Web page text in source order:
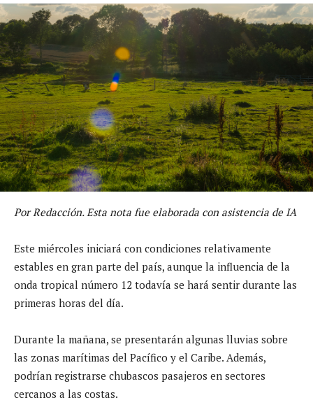
Por Redacción. Esta nota fue elaborada con asistencia de IA
Este miércoles iniciará con condiciones relativamente
estables en gran parte del país, aunque la influencia de la
onda tropical número 12 todavía se hará sentir durante las
primeras horas del día.
Durante la mañana, se presentarán algunas lluvias sobre
las zonas marítimas del Pacífico y el Caribe. Además,
podrían registrarse chubascos pasajeros en sectores
cercanos a las costas.